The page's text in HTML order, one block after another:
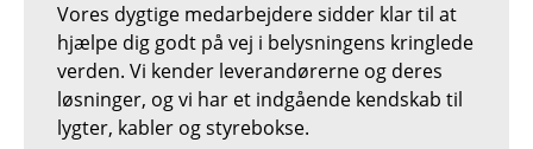
Vores dygtige medarbejdere sidder klar til at
hjælpe dig godt på vej i belysningens kringlede
verden. Vi kender leverandørerne og deres
løsninger, og vi har et indgående kendskab til
lygter, kabler og styrebokse.